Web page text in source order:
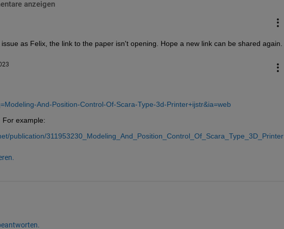
anzeigen
as Felix, the link to the paper isn't opening. Hope a new link can be shared again.
And-Position-Control-Of-Scara-Type-3d-Printer+ijstr&ia=web
For example:
publication/311953230_Modeling_And_Position_Control_Of_Scara_Type_3D_Printer